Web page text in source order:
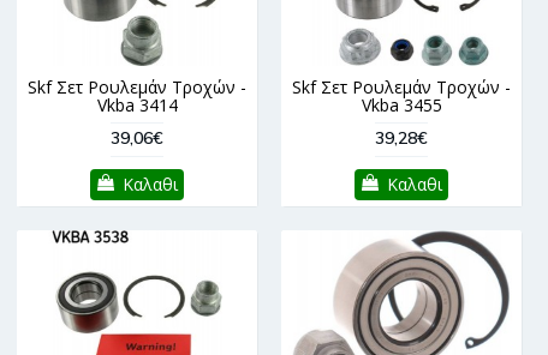
Skf Σετ Ρουλεμάν Τροχών -
Vkba 3414
39,06€
Καλαθι
Skf Σετ Ρουλεμάν Τροχών -
Vkba 3455
39,28€
Καλαθι